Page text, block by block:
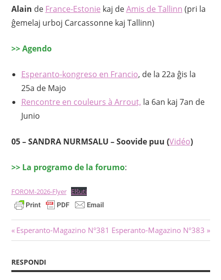
Alain de France-Estonie kaj deAmis de Tallinn (pri la
ĝemelaj urboj Carcassonne kaj Tallinn)
>> Agendo
Esperanto-kongreso en Francio, de la 22a ĝis la
25a de Majo
Rencontre en couleurs à Arrout, la 6an kaj 7an de
Junio
05 –SANDRA NURMSALU – Soovide puu (Vidéo)
>> La programo de la forumo:
FOROM-2026-Flyer Elŝuti
Navigado
afiŝoj
Antaŭa
afiŝo:
Esperanto-Magazino N°381 Sekva
afiŝo:
Esperanto-Magazino N°383
RESPONDI